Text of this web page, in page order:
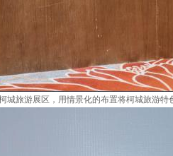
旅游展区，用情景化的布置将柯城旅游